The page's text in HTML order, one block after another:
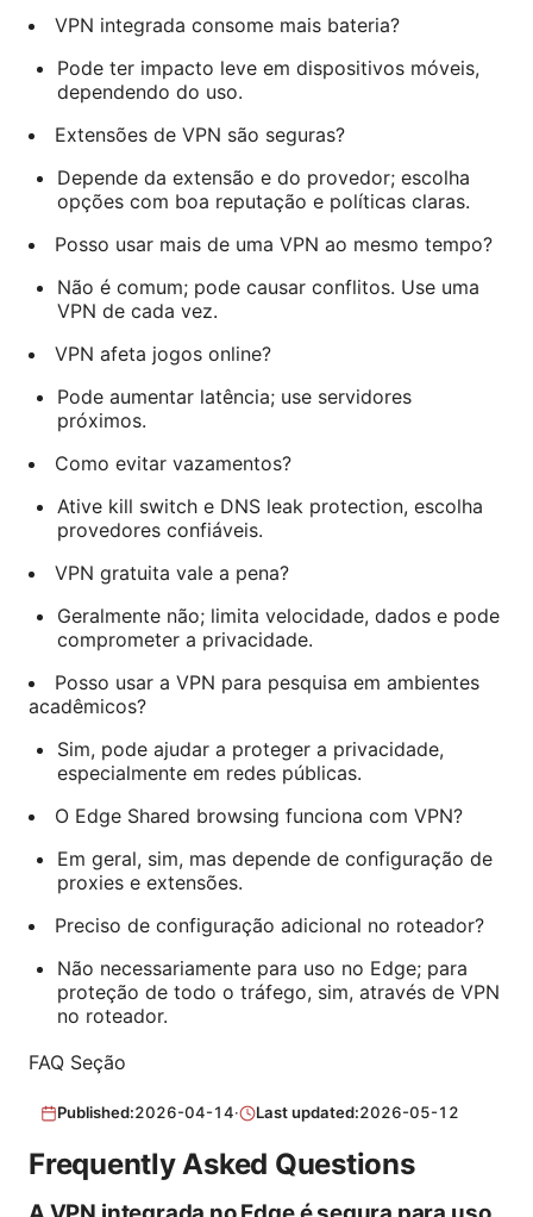
VPN integrada consome mais bateria?
Pode ter impacto leve em dispositivos móveis,
dependendo do uso.
Extensões de VPN são seguras?
Depende da extensão e do provedor; escolha
opções com boa reputação e políticas claras.
Posso usar mais de uma VPN ao mesmo tempo?
Não é comum; pode causar conflitos. Use uma
VPN de cada vez.
VPN afeta jogos online?
Pode aumentar latência; use servidores
próximos.
Como evitar vazamentos?
Ative kill switch e DNS leak protection, escolha
provedores confiáveis.
VPN gratuita vale a pena?
Geralmente não; limita velocidade, dados e pode
comprometer a privacidade.
Posso usar a VPN para pesquisa em ambientes
acadêmicos?
Sim, pode ajudar a proteger a privacidade,
especialmente em redes públicas.
O Edge Shared browsing funciona com VPN?
Em geral, sim, mas depende de configuração de
proxies e extensões.
Preciso de configuração adicional no roteador?
Não necessariamente para uso no Edge; para
proteção de todo o tráfego, sim, através de VPN
no roteador.
FAQ Seção
Published:2026-04-14· Last updated:2026-05-12
Frequently Asked Questions